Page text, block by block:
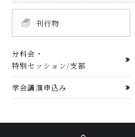
刊行物
分科会・
特別セッション/支部
学会講演申込み